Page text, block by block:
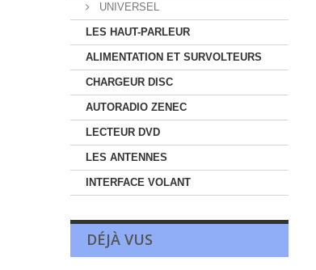
UNIVERSEL
LES HAUT-PARLEUR
ALIMENTATION ET SURVOLTEURS
CHARGEUR DISC
AUTORADIO ZENEC
LECTEUR DVD
LES ANTENNES
INTERFACE VOLANT
DÉJÀ VUS